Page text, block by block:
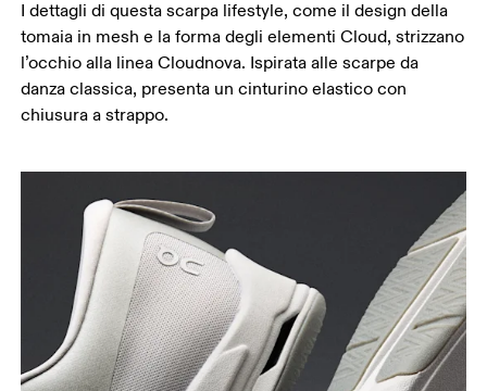
I dettagli di questa scarpa lifestyle, come il design della
tomaia in mesh e la forma degli elementi Cloud, strizzano
l’occhio alla linea Cloudnova. Ispirata alle scarpe da
danza classica, presenta un cinturino elastico con
chiusura a strappo.